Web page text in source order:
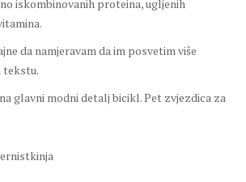
iskombinovanih proteina, ugljenih
da namjeravam da im posvetim više
tekstu.
glavni modni detalj bicikl. Pet zvjezdica za